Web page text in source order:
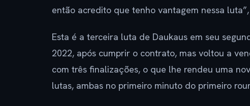
então acredito que tenho vantagem nessa
Esta é a terceira luta de Daukaus em seu
2022, após cumprir o contrato, mas voltou a
com três finalizações, o que lhe rendeu uma
lutas, ambas no primeiro minuto do primeiro